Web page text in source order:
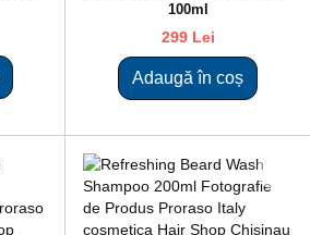
100ml
299 Lei
Adaugă în coș